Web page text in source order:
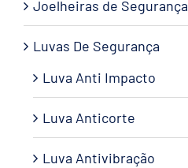
Joelheiras de Segurança
Luvas De Segurança
Luva Anti Impacto
Luva Anticorte
Luva Antivibração